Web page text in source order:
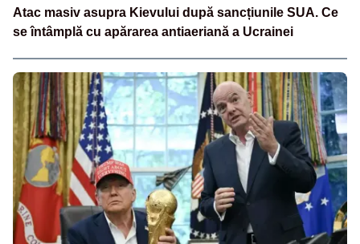
Atac masiv asupra Kievului după sancțiunile SUA. Ce
se întâmplă cu apărarea antiaeriană a Ucrainei